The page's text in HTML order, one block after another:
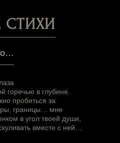
горечью в глубине.
пробиться за
границы… мне
в угол твоей души,
вместе с ней…